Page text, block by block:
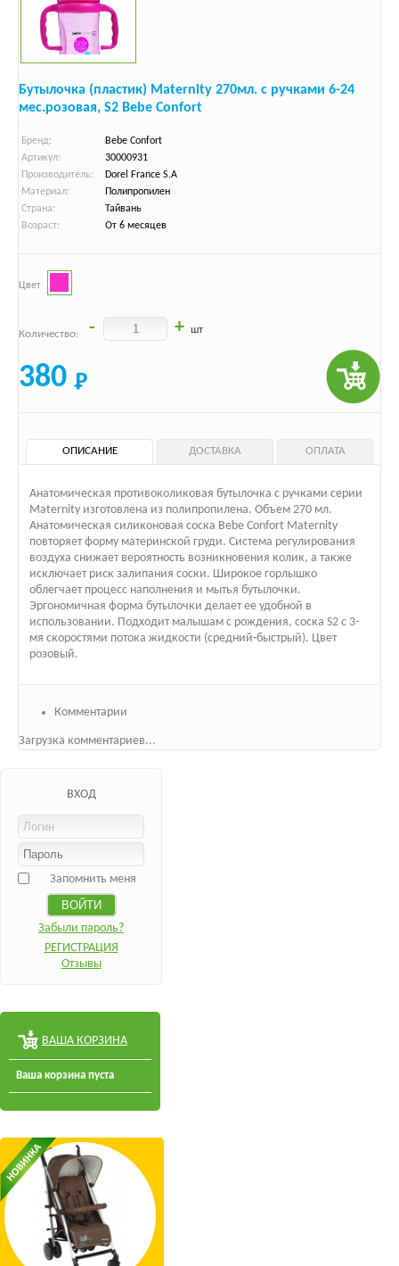
Бутылочка (пластик) Maternity 270мл. с ручками 6-24
мес.розовая, S2 Bebe Confort
Бренд:
Bebe Confort
Артикул:
30000931
Производитель:
Dorel France S.A
Материал:
Полипропилен
Страна:
Тайвань
Возраст:
От 6 месяцев
Цвет
Количество: - + шт
380
ОПИСАНИЕ ДОСТАВКА ОПЛАТА
Анатомическая противоколиковая бутылочка с ручками серии
Maternity изготовлена из полипропилена. Объем 270 мл.
Анатомическая силиконовая соска Bebe Confort Maternity
повторяет форму материнской груди. Система регулирования
воздуха снижает вероятность возникновения колик, а также
исключает риск залипания соски. Широкое горлышко
облегчает процесс наполнения и мытья бутылочки.
Эргономичная форма бутылочки делает ее удобной в
использовании. Подходит малышам с рождения, соска S2 с 3-
мя скоростями потока жидкости (средний-быстрый). Цвет
розовый.
Комментарии
Загрузка комментариев...
ВХОД
Запомнить меня
Забыли пароль?
РЕГИСТРАЦИЯ
Отзывы
ВАША КОРЗИНА
Ваша корзина пуста